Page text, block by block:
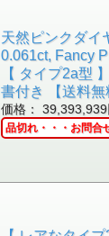
天然ピンクダイ
0.061ct, Fancy
【 タイプ2a型
書付き 【送料無
価格：
品切れ・・・お問合